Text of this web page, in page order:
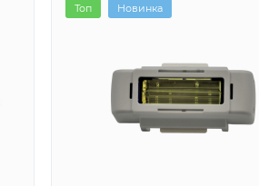
Топ Новинка